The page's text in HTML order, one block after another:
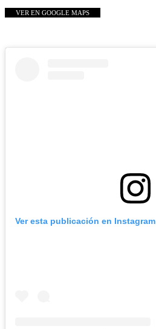
VER EN GOOGLE MAPS
Ver esta publicación en Instagram